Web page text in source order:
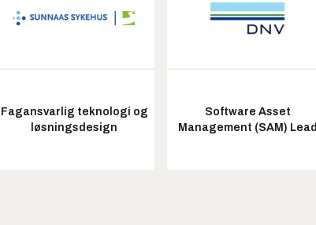
Fagansvarlig teknologi og
løsningsdesign
Software Asset
Management (SAM) Lead